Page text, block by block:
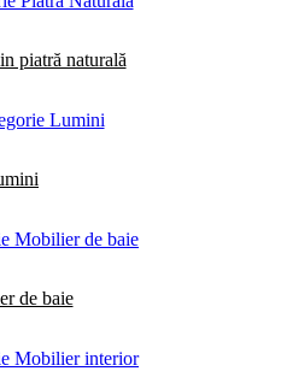
piatră naturală
de baie